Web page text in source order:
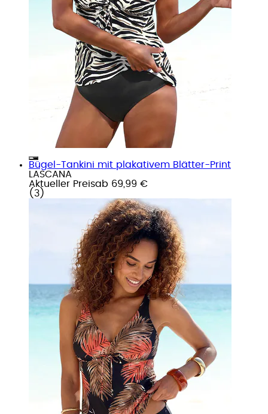
Bügel-Tankini mit plakativem Blätter-Print
LASCANA
Aktueller Preisab 69,99 €
( 3 )